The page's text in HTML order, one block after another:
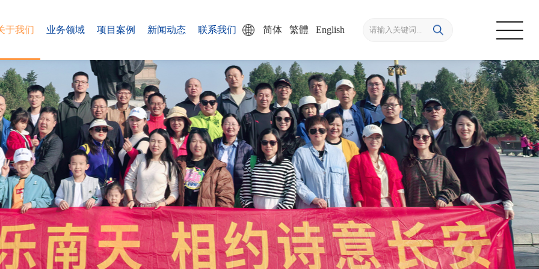
简体 繁體 English
于我们 业务领域 项目案例 新闻动态 联系我们